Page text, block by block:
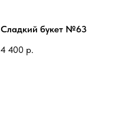
Сладкий букет №63
4 400 р.